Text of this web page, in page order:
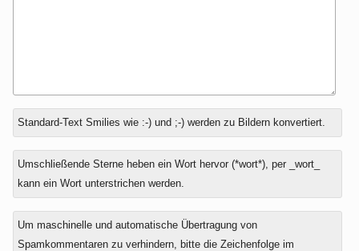
Antwort
zu
Standard-Text Smilies wie :-) und ;-) werden zu Bildern konvertiert.
Umschließende Sterne heben ein Wort hervor (*wort*), per _wort_
kann ein Wort unterstrichen werden.
Um maschinelle und automatische Übertragung von
Spamkommentaren zu verhindern, bitte die Zeichenfolge im